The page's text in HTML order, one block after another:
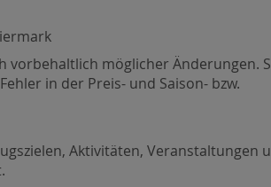
möglicher Änderungen.
in der Preis- und Saison- bzw.
Aktivitäten, Veranstaltungen